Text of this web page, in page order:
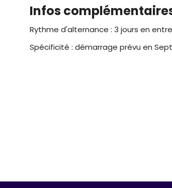
Infos
Rythme d'alternance : 3 jours en
Spécificité : démarrage prévu en